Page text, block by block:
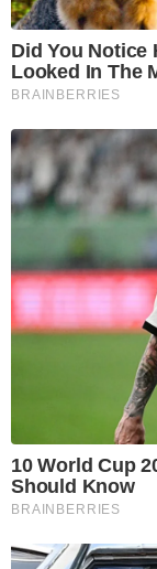
Did You Notice
Looked In The
BRAINBERRIES
10 World Cup
Should Know
BRAINBERRIES